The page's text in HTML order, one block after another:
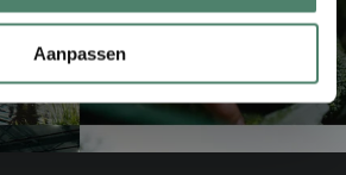
Aanpassen
for investors
for businesses